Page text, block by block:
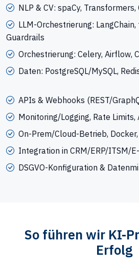
NLP & CV: spaCy, Transformers,
LLM-Orchestrierung:
Guardrails
Orchestrierung: Celery, Airflow,
Daten: PostgreSQL/MySQL,
APIs & Webhooks (REST/
Monitoring/Logging, Rate Limits,
On-Prem/Cloud-Betrieb,
Integration in CRM/ERP/ITSM/
DSGVO-Konfiguration &
So führen wir KI-
Erfolg